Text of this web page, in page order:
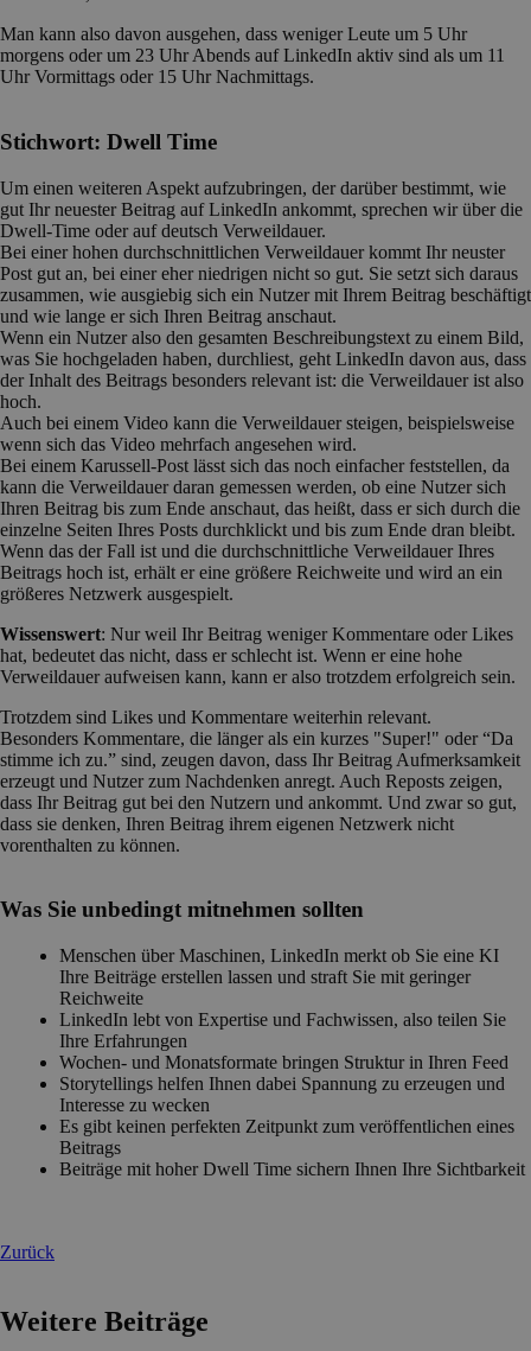
Man kann also davon ausgehen, dass weniger Leute um 5 Uhr
morgens oder um 23 Uhr Abends auf LinkedIn aktiv sind als um 11
Uhr Vormittags oder 15 Uhr Nachmittags.
Stichwort: Dwell Time
Um einen weiteren Aspekt aufzubringen, der darüber bestimmt, wie
gut Ihr neuester Beitrag auf LinkedIn ankommt, sprechen wir über die
Dwell-Time oder auf deutsch Verweildauer.
Bei einer hohen durchschnittlichen Verweildauer kommt Ihr neuster
Post gut an, bei einer eher niedrigen nicht so gut. Sie setzt sich daraus
zusammen, wie ausgiebig sich ein Nutzer mit Ihrem Beitrag beschäftigt
und wie lange er sich Ihren Beitrag anschaut.
Wenn ein Nutzer also den gesamten Beschreibungstext zu einem Bild,
was Sie hochgeladen haben, durchliest, geht LinkedIn davon aus, dass
der Inhalt des Beitrags besonders relevant ist: die Verweildauer ist also
hoch.
Auch bei einem Video kann die Verweildauer steigen, beispielsweise
wenn sich das Video mehrfach angesehen wird.
Bei einem Karussell-Post lässt sich das noch einfacher feststellen, da
kann die Verweildauer daran gemessen werden, ob eine Nutzer sich
Ihren Beitrag bis zum Ende anschaut, das heißt, dass er sich durch die
einzelne Seiten Ihres Posts durchklickt und bis zum Ende dran bleibt.
Wenn das der Fall ist und die durchschnittliche Verweildauer Ihres
Beitrags hoch ist, erhält er eine größere Reichweite und wird an ein
größeres Netzwerk ausgespielt.
Wissenswert: Nur weil Ihr Beitrag weniger Kommentare oder Likes
hat, bedeutet das nicht, dass er schlecht ist. Wenn er eine hohe
Verweildauer aufweisen kann, kann er also trotzdem erfolgreich sein.
Trotzdem sind Likes und Kommentare weiterhin relevant.
Besonders Kommentare, die länger als ein kurzes "Super!" oder “Da
stimme ich zu.” sind, zeugen davon, dass Ihr Beitrag Aufmerksamkeit
erzeugt und Nutzer zum Nachdenken anregt. Auch Reposts zeigen,
dass Ihr Beitrag gut bei den Nutzern und ankommt. Und zwar so gut,
dass sie denken, Ihren Beitrag ihrem eigenen Netzwerk nicht
vorenthalten zu können.
Was Sie unbedingt mitnehmen sollten
Menschen über Maschinen, LinkedIn merkt ob Sie eine KI
Ihre Beiträge erstellen lassen und straft Sie mit geringer
Reichweite
LinkedIn lebt von Expertise und Fachwissen, also teilen Sie
Ihre Erfahrungen
Wochen- und Monatsformate bringen Struktur in Ihren Feed
Storytellings helfen Ihnen dabei Spannung zu erzeugen und
Interesse zu wecken
Es gibt keinen perfekten Zeitpunkt zum veröffentlichen eines
Beitrags
Beiträge mit hoher Dwell Time sichern Ihnen Ihre Sichtbarkeit
Zurück
Weitere Beiträge